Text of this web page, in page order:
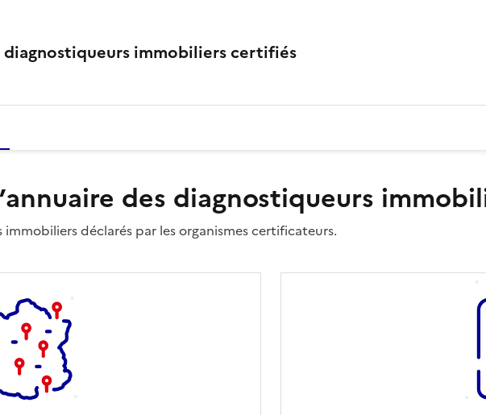
diagnostiqueurs immobiliers certifiés
des diagnostiqueurs
déclarés par les organismes certificateurs.